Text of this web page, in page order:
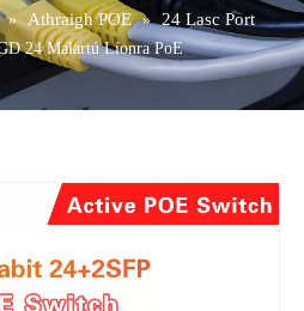
» Athraigh POE » 24 Lasc Port
24 Malartú Líonra PoE